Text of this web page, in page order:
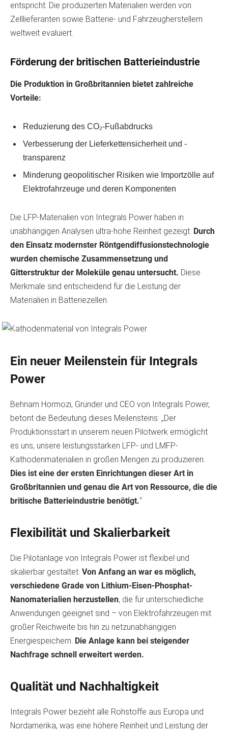
entspricht. Die produzierten Materialien werden von
Zelllieferanten sowie Batterie- und Fahrzeugherstellern
weltweit evaluiert.
Förderung der britischen Batterieindustrie
Die Produktion in Großbritannien bietet zahlreiche
Vorteile:
Reduzierung des CO₂-Fußabdrucks
Verbesserung der Lieferkettensicherheit und -
transparenz
Minderung geopolitischer Risiken wie Importzölle auf
Elektrofahrzeuge und deren Komponenten
Die LFP-Materialien von Integrals Power haben in
unabhängigen Analysen ultra-hohe Reinheit gezeigt. Durch
den Einsatz modernster Röntgendiffusionstechnologie
wurden chemische Zusammensetzung und
Gitterstruktur der Moleküle genau untersucht. Diese
Merkmale sind entscheidend für die Leistung der
Materialien in Batteriezellen.
Ein neuer Meilenstein für Integrals
Power
Behnam Hormozi, Gründer und CEO von Integrals Power,
betont die Bedeutung dieses Meilensteins: „Der
Produktionsstart in unserem neuen Pilotwerk ermöglicht
es uns, unsere leistungsstarken LFP- und LMFP-
Kathodenmaterialien in großen Mengen zu produzieren.
Dies ist eine der ersten Einrichtungen dieser Art in
Großbritannien und genau die Art von Ressource, die die
britische Batterieindustrie benötigt.“
Flexibilität und Skalierbarkeit
Die Pilotanlage von Integrals Power ist flexibel und
skalierbar gestaltet. Von Anfang an war es möglich,
verschiedene Grade von Lithium-Eisen-Phosphat-
Nanomaterialien herzustellen, die für unterschiedliche
Anwendungen geeignet sind – von Elektrofahrzeugen mit
großer Reichweite bis hin zu netzunabhängigen
Energiespeichern. Die Anlage kann bei steigender
Nachfrage schnell erweitert werden.
Qualität und Nachhaltigkeit
Integrals Power bezieht alle Rohstoffe aus Europa und
Nordamerika, was eine höhere Reinheit und Leistung der